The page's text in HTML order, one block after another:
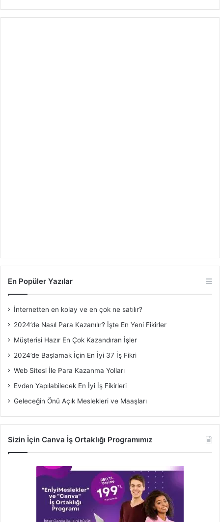
En Popüler Yazılar
İnternetten en kolay ve en çok ne satılır?
2024’de Nasıl Para Kazanılır? İşte En Yeni Fikirler
Müşterisi Hazır En Çok Kazandıran İşler
2024’de Başlamak İçin En İyi 37 İş Fikri
Web Sitesi İle Para Kazanma Yolları
Evden Yapılabilecek En İyi İş Fikirleri
Geleceğin Önü Açık Meslekleri ve Maaşları
Sizin İçin Canva İş Ortaklığı Programımız